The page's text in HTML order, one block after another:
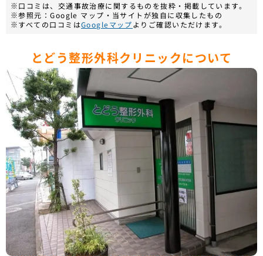
※口コミは、交通事故治療に関するものを抜粋・掲載しています。
※参照元：Google マップ・当サイトが独自に収集したもの
※すべての口コミはGoogleマップよりご確認いただけます。
とどう整形外科クリニックについて